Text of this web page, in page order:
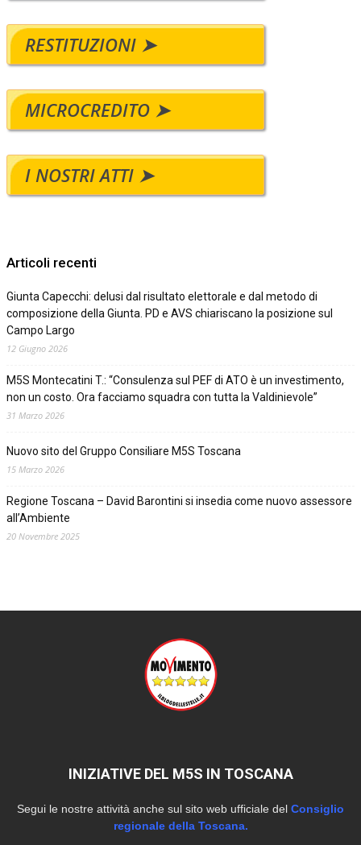
RESTITUZIONI ➤
MICROCREDITO ➤
I NOSTRI ATTI ➤
Articoli recenti
Giunta Capecchi: delusi dal risultato elettorale e dal metodo di
composizione della Giunta. PD e AVS chiariscano la posizione sul
Campo Largo
12 Giugno 2026
M5S Montecatini T.: “Consulenza sul PEF di ATO è un investimento,
non un costo. Ora facciamo squadra con tutta la Valdinievole”
31 Marzo 2026
Nuovo sito del Gruppo Consiliare M5S Toscana
15 Marzo 2026
Regione Toscana – David Barontini si insedia come nuovo assessore
all’Ambiente
20 Novembre 2025
INIZIATIVE DEL M5S IN TOSCANA
Segui le nostre attività anche sul sito web ufficiale del Consiglio
regionale della Toscana.